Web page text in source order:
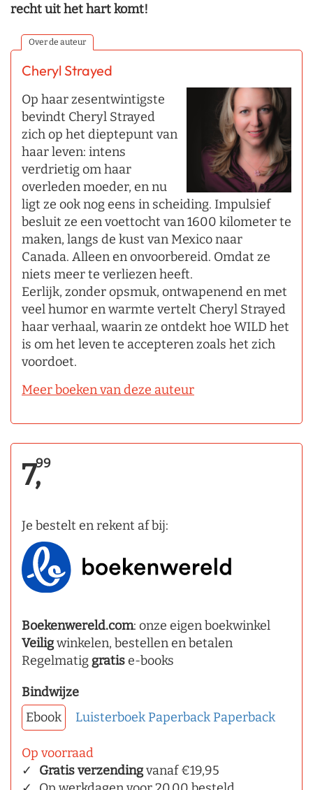
recht uit het hart komt!
Over de auteur
Cheryl Strayed
Op haar zesentwintigste
bevindt Cheryl Strayed
zich op het dieptepunt van
haar leven: intens
verdrietig om haar
overleden moeder, en nu
ligt ze ook nog eens in scheiding. Impulsief
besluit ze een voettocht van 1600 kilometer te
maken, langs de kust van Mexico naar
Canada. Alleen en onvoorbereid. Omdat ze
niets meer te verliezen heeft.
Eerlijk, zonder opsmuk, ontwapenend en met
veel humor en warmte vertelt Cheryl Strayed
haar verhaal, waarin ze ontdekt hoe WILD het
is om het leven te accepteren zoals het zich
voordoet.
Meer boeken van deze auteur
7,99
Je bestelt en rekent af bij:
Boekenwereld.com: onze eigen boekwinkel
Veiligwinkelen, bestellen en betalen
Regelmatig gratise-books
Bindwijze
Ebook
Luisterboek Paperback Paperback
Op voorraad
Gratis verzendingvanaf €19,95